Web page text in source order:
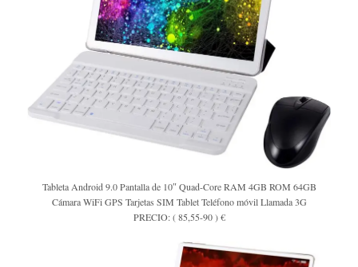
Tableta Android 9.0 Pantalla de 10″ Quad-Core RAM 4GB ROM 64GB
Cámara WiFi GPS Tarjetas SIM Tablet Teléfono móvil Llamada 3G
PRECIO: ( 85,55-90 ) €